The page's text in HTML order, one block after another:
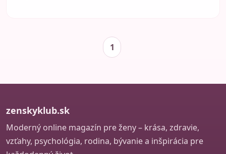
1
zenskyklub.sk
Moderný online magazín pre ženy – krása, zdravie,
vzťahy, psychológia, rodina, bývanie a inšpirácia pre